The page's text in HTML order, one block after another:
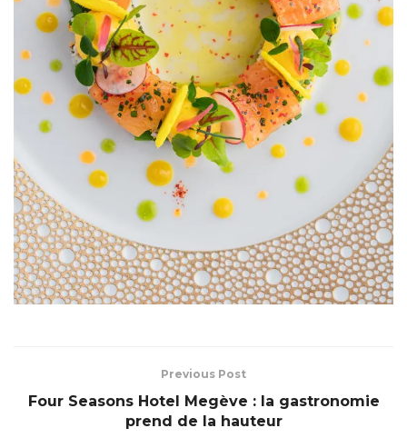
Previous Post
Four Seasons Hotel Megève : la gastronomie
prend de la hauteur